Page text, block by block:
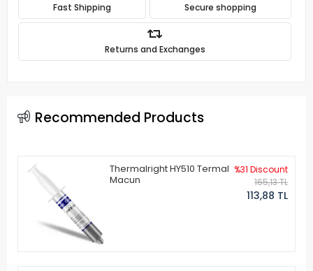
Fast Shipping Secure shopping
Returns and Exchanges
Recommended Products
Thermalright HY510 Termal
Macun
%31 Discount
165,13 TL
113,88 TL